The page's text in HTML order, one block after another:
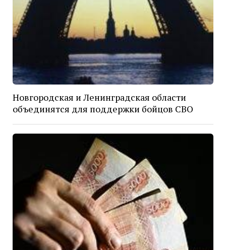
Новгородская и Ленинградская области
объединятся для поддержки бойцов СВО